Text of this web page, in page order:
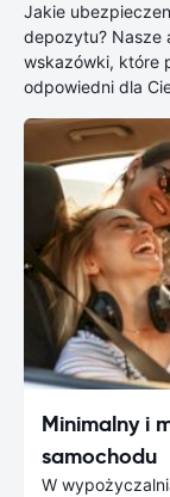
Jakie
depozytu? Nasze
wskazówki, które
odpowiedni dla
Minimalny i
samochodu
W